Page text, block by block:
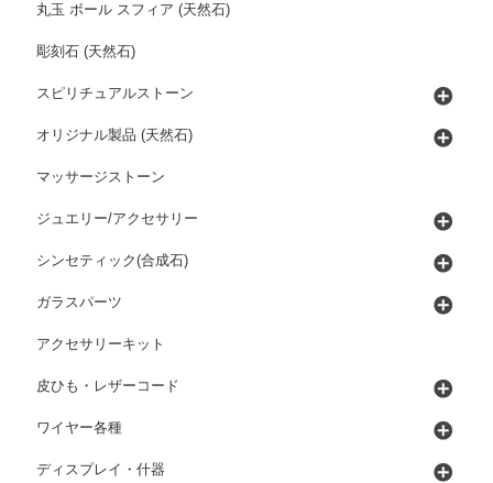
丸玉 ボール スフィア (天然石)
彫刻石 (天然石)
スピリチュアルストーン
オリジナル製品 (天然石)
マッサージストーン
ジュエリー/アクセサリー
シンセティック(合成石)
ガラスパーツ
アクセサリーキット
皮ひも・レザーコード
ワイヤー各種
ディスプレイ・什器